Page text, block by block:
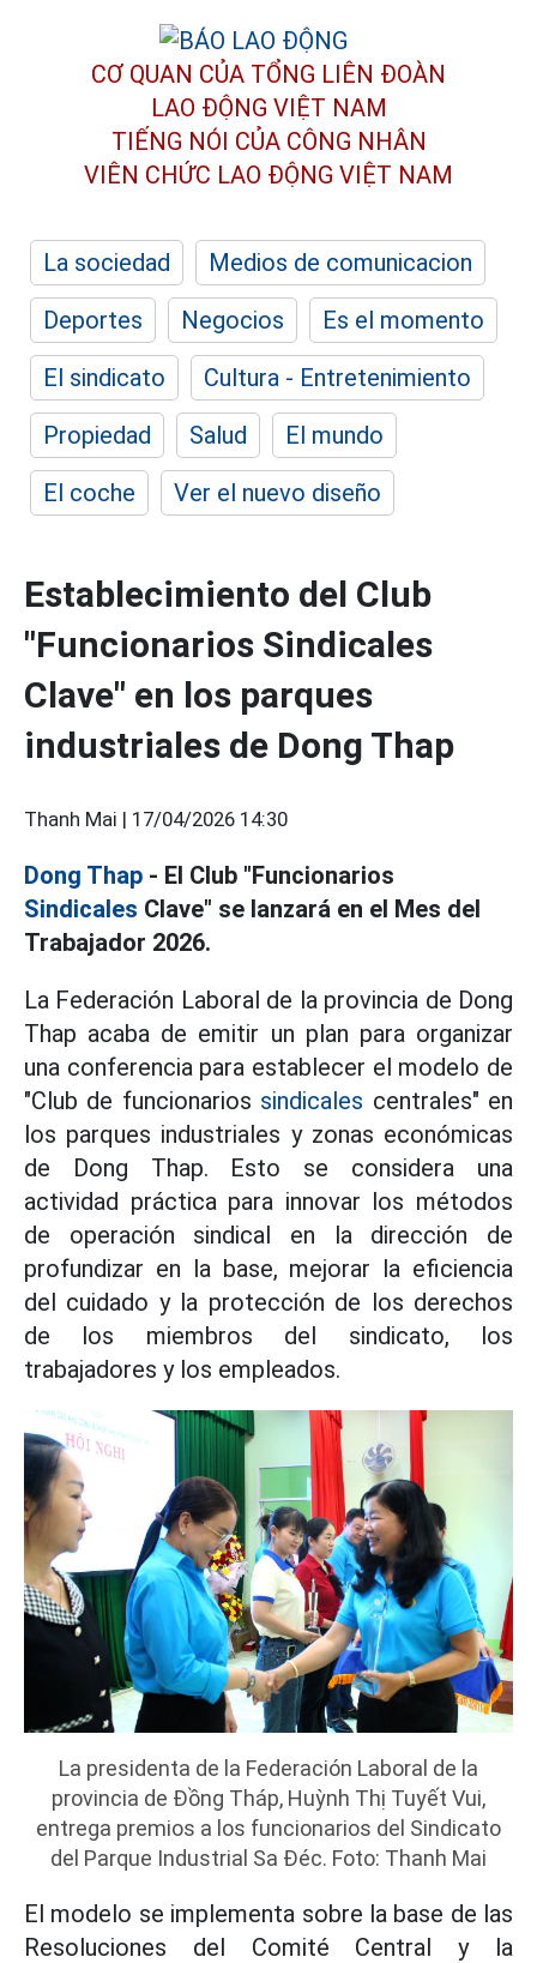
CƠ QUAN CỦA TỔNG LIÊN ĐOÀN
LAO ĐỘNG VIỆT NAM
TIẾNG NÓI CỦA CÔNG NHÂN
VIÊN CHỨC LAO ĐỘNG VIỆT NAM
La sociedad
Medios de comunicacion
Deportes
Negocios
Es el momento
El sindicato
Cultura - Entretenimiento
Propiedad
Salud
El mundo
El coche
Ver el nuevo diseño
Establecimiento del Club
"Funcionarios Sindicales
Clave" en los parques
industriales de Dong Thap
Thanh Mai | 17/04/2026 14:30
Dong Thap - El Club "Funcionarios
Sindicales Clave" se lanzará en el Mes del
Trabajador 2026.
La Federación Laboral de la provincia de Dong
Thap acaba de emitir un plan para organizar
una conferencia para establecer el modelo de
"Club de funcionarios sindicales centrales" en
los parques industriales y zonas económicas
de Dong Thap. Esto se considera una
actividad práctica para innovar los métodos
de operación sindical en la dirección de
profundizar en la base, mejorar la eficiencia
del cuidado y la protección de los derechos
de los miembros del sindicato, los
trabajadores y los empleados.
La presidenta de la Federación Laboral de la
provincia de Đồng Tháp, Huỳnh Thị Tuyết Vui,
entrega premios a los funcionarios del Sindicato
del Parque Industrial Sa Đéc. Foto: Thanh Mai
El modelo se implementa sobre la base de las
Resoluciones del Comité Central y la